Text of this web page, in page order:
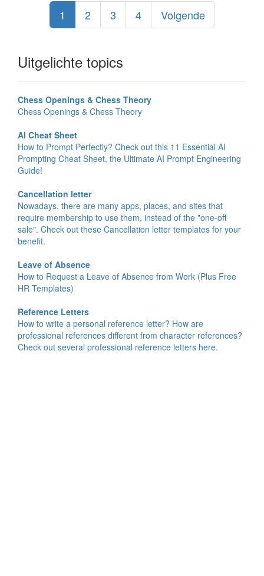
1 2 3 4 Volgende
Uitgelichte topics
Chess Openings & Chess Theory
Chess Openings & Chess Theory
AI Cheat Sheet
How to Prompt Perfectly? Check out this 11 Essential AI
Prompting Cheat Sheet, the Ultimate AI Prompt Engineering
Guide!
Cancellation letter
Nowadays, there are many apps, places, and sites that
require membership to use them, instead of the "one-off
sale". Check out these Cancellation letter templates for your
benefit.
Leave of Absence
How to Request a Leave of Absence from Work (Plus Free
HR Templates)
Reference Letters
How to write a personal reference letter? How are
professional references different from character references?
Check out several professional reference letters here.